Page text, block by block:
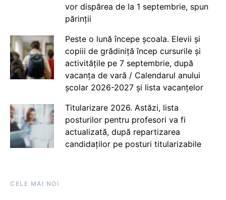
vor dispărea de la 1 septembrie, spun
părinții
Peste o lună începe școala. Elevii și
copiii de grădiniță încep cursurile și
activitățile pe 7 septembrie, după
vacanța de vară / Calendarul anului
școlar 2026-2027 și lista vacanțelor
Titularizare 2026. Astăzi, lista
posturilor pentru profesori va fi
actualizată, după repartizarea
candidaților pe posturi titularizabile
CELE MAI NOI